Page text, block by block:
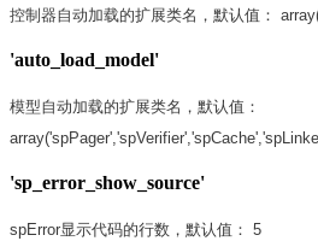
控制器自动加载的扩展类名，默认值：
'auto_load_model'
模型自动加载的扩展类名，默认值：
'sp_error_show_source'
spError显示代码的行数，默认值： 5